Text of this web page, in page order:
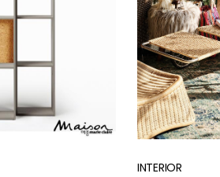
Bohemian
INTERIOR